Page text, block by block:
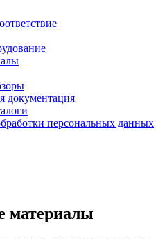
документация
персональных данных
материалы